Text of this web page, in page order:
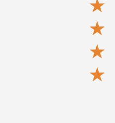
★
★
★
★